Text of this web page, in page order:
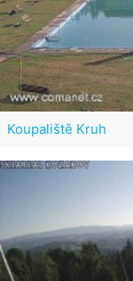
Koupaliště Kruh